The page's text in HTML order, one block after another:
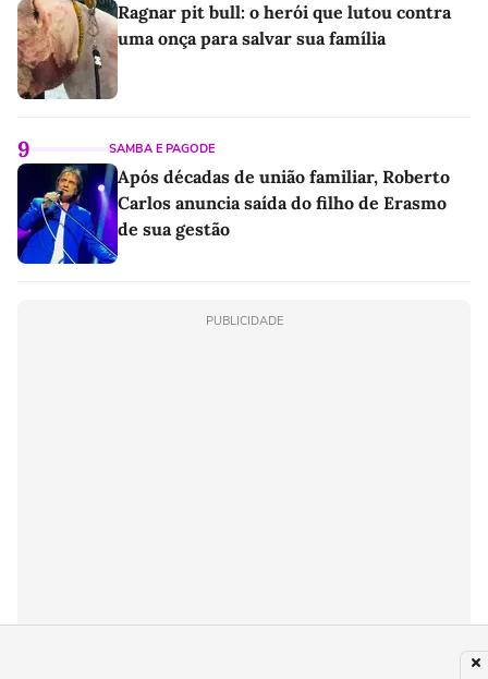
Ragnar pit bull: o herói que lutou contra
uma onça para salvar sua família
9 SAMBA E PAGODE
Após décadas de união familiar, Roberto
Carlos anuncia saída do filho de Erasmo
de sua gestão
PUBLICIDADE